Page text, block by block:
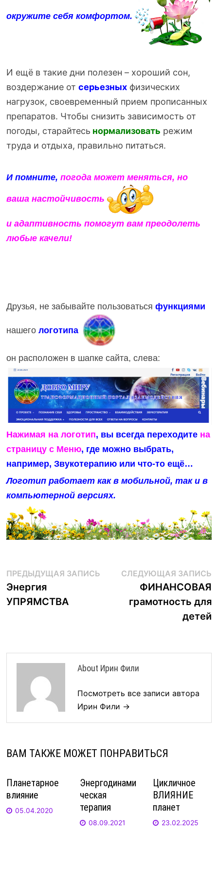
окружите себя комфортом.
И ещё в такие дни полезен – хороший сон,
воздержание от серьезныхфизических
нагрузок, своевременный прием прописанных
препаратов. Чтобы снизить зависимость от
погоды, старайтесь нормализовать режим
труда и отдыха, правильно питаться.
И помните, погода может меняться, но
ваша настойчивость
и адаптивность помогут вам преодолеть
любые качели!
Друзья, не забывайте пользоваться функциями
нашего логотипа
он расположен в шапке сайта, слева:
Нажимая на логотип, вы всегда переходите на
страницу с Меню, где можно выбрать,
например, Звукотерапию или что-то ещё…
Логотип работает как в мобильной, так и в
компьютерной версиях.
Навигация
по
ПРЕДЫДУЩАЯ ЗАПИСЬПредыдущая
Энергия
УПРЯМСТВА
СЛЕДУЮЩАЯ ЗАПИСЬ
ФИНАНСОВАЯ
грамотность для
детей
About Ирин Фили
Посмотреть все записи автора
Ирин Фили →
ВАМ ТАКЖЕ МОЖЕТ ПОНРАВИТЬСЯ
Планетарное
влияние
05.04.2020
Энергодинами
ческая
терапия
08.09.2021
Цикличное
ВЛИЯНИЕ
планет
23.02.2025